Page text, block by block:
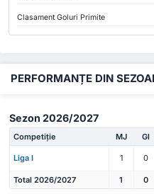
Clasament Goluri Primite
PERFORMANȚE DIN
Sezon 2026/2027
Competiție MJ Gl
Liga I 1 0
Total 2026/2027 1 0